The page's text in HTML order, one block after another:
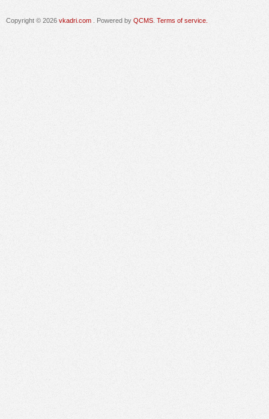
Copyright © 2026 vkadri.com . Powered by QCMS Terms of service.